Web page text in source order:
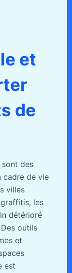
et
de
des
cadre de vie
villes
les
détérioré
outils
et
est